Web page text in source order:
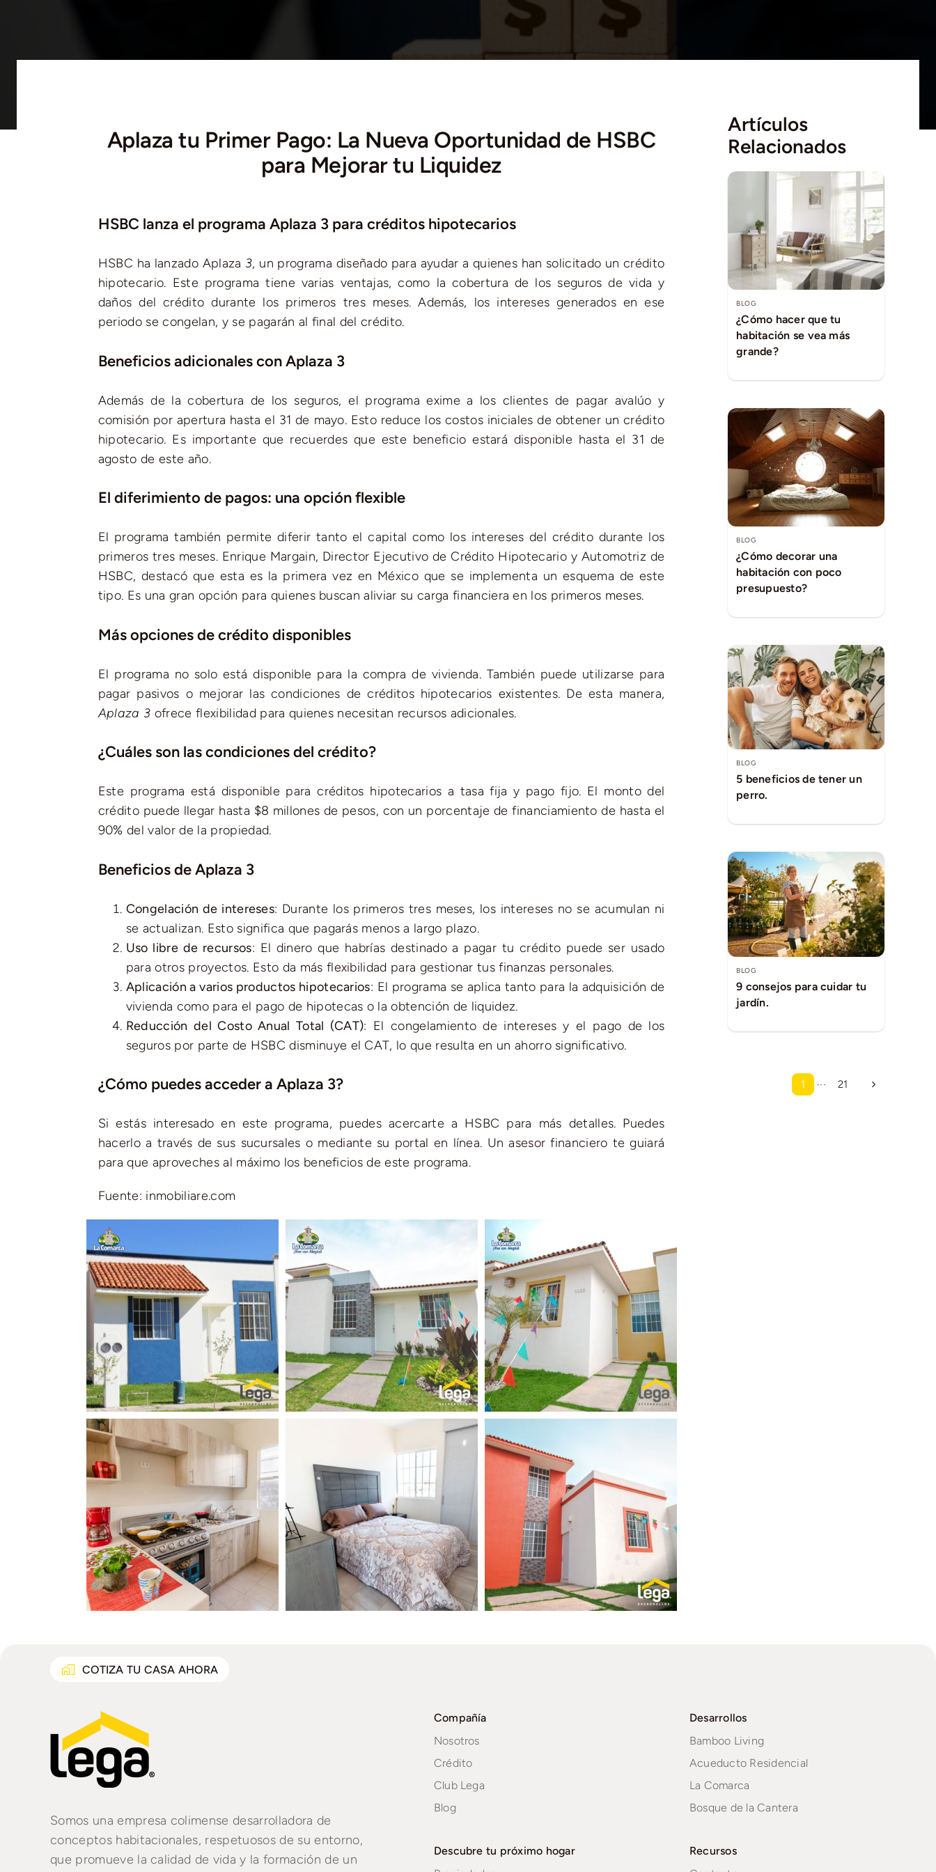
Aplaza tu Primer Pago: La Nueva Oportunidad de HSBC
para Mejorar tu Liquidez
HSBC lanza el programa Aplaza 3 para créditos hipotecarios
HSBC ha lanzado Aplaza 3, un programa diseñado para ayudar a quienes han solicitado un crédito
hipotecario. Este programa tiene varias ventajas, como la cobertura de los seguros de vida y
daños del crédito durante los primeros tres meses. Además, los intereses generados en ese
periodo se congelan, y se pagarán al final del crédito.
Beneficios adicionales con Aplaza 3
Además de la cobertura de los seguros, el programa exime a los clientes de pagar avalúo y
comisión por apertura hasta el 31 de mayo. Esto reduce los costos iniciales de obtener un crédito
hipotecario. Es importante que recuerdes que este beneficio estará disponible hasta el 31 de
agosto de este año.
El diferimiento de pagos: una opción flexible
El programa también permite diferir tanto el capital como los intereses del crédito durante los
primeros tres meses. Enrique Margain, Director Ejecutivo de Crédito Hipotecario y Automotriz de
HSBC, destacó que esta es la primera vez en México que se implementa un esquema de este
tipo. Es una gran opción para quienes buscan aliviar su carga financiera en los primeros meses.
Más opciones de crédito disponibles
El programa no solo está disponible para la compra de vivienda. También puede utilizarse para
pagar pasivos o mejorar las condiciones de créditos hipotecarios existentes. De esta manera,
Aplaza 3 ofrece flexibilidad para quienes necesitan recursos adicionales.
¿Cuáles son las condiciones del crédito?
Este programa está disponible para créditos hipotecarios a tasa fija y pago fijo. El monto del
crédito puede llegar hasta $8 millones de pesos, con un porcentaje de financiamiento de hasta el
90% del valor de la propiedad.
Beneficios de Aplaza 3
Congelación de intereses: Durante los primeros tres meses, los intereses no se acumulan ni
se actualizan. Esto significa que pagarás menos a largo plazo.
Uso libre de recursos: El dinero que habrías destinado a pagar tu crédito puede ser usado
para otros proyectos. Esto da más flexibilidad para gestionar tus finanzas personales.
Aplicación a varios productos hipotecarios: El programa se aplica tanto para la adquisición de
vivienda como para el pago de hipotecas o la obtención de liquidez.
Reducción del Costo Anual Total (CAT): El congelamiento de intereses y el pago de los
seguros por parte de HSBC disminuye el CAT, lo que resulta en un ahorro significativo.
¿Cómo puedes acceder a Aplaza 3?
Si estás interesado en este programa, puedes acercarte a HSBC para más detalles. Puedes
hacerlo a través de sus sucursales o mediante su portal en línea. Un asesor financiero te guiará
para que aproveches al máximo los beneficios de este programa.
Fuente: inmobiliare.com
Artículos
Relacionados
BLOG
¿Cómo hacer que tu
habitación se vea más
grande?
BLOG
¿Cómo decorar una
habitación con poco
presupuesto?
BLOG
5 beneficios de tener un
perro.
BLOG
9 consejos para cuidar tu
jardín.
1 ··· 21
COTIZA TU CASA AHORA
Somos una empresa colimense desarrolladora de
conceptos habitacionales, respetuosos de su entorno,
que promueve la calidad de vida y la formación de un
Compañía
Nosotros
Crédito
Club Lega
Blog
Descubre tu próximo hogar
Desarrollos
Bamboo Living
Acueducto Residencial
La Comarca
Bosque de la Cantera
Recursos